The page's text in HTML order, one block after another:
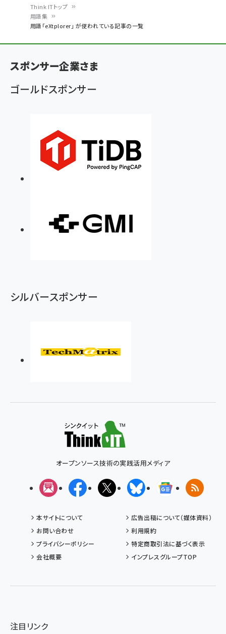
ン
く
ず
Think ITトップ
用語集
用語「eXtplorer」 が使われている記事の一覧
スポンサー企業さま
ゴールドスポンサー
シルバースポンサー
オープンソース技術の実践活用メディア
メルマガFacebookX(エックス)BlueskyGoogleニュ
RSS
本サイトについて
広告出稿について（媒体資料）
お問い合わせ
利用規約
プライバシーポリシー
特定商取引法に基づく表示
会社概要
インプレスグループTOP
注目リンク